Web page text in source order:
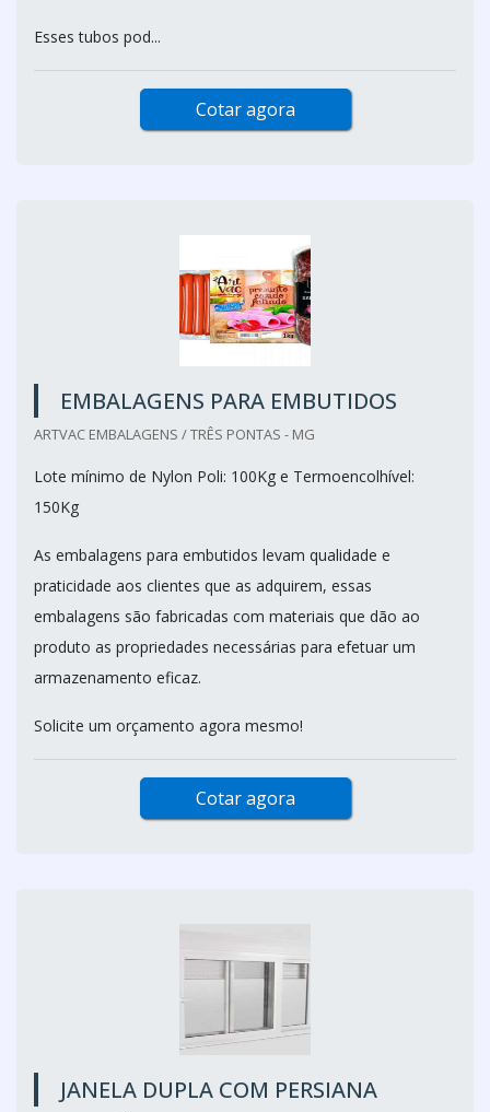
Esses tubos pod...
Cotar agora
EMBALAGENS PARA EMBUTIDOS
ARTVAC EMBALAGENS / TRÊS PONTAS - MG
Lote mínimo de Nylon Poli: 100Kg e Termoencolhível:
150Kg
As embalagens para embutidos levam qualidade e
praticidade aos clientes que as adquirem, essas
embalagens são fabricadas com materiais que dão ao
produto as propriedades necessárias para efetuar um
armazenamento eficaz.
Solicite um orçamento agora mesmo!
Cotar agora
JANELA DUPLA COM PERSIANA